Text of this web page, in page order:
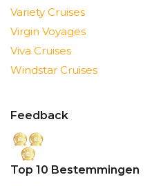
Variety Cruises
Virgin Voyages
Viva Cruises
Windstar Cruises
Feedback
Top 10 Bestemmingen